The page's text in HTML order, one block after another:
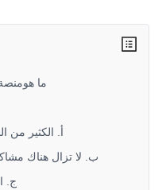
ما
أ. الكثير من
ب. لا تزال هناك
ج.